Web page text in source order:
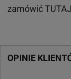
zamówićTUTAJ
OPINIE